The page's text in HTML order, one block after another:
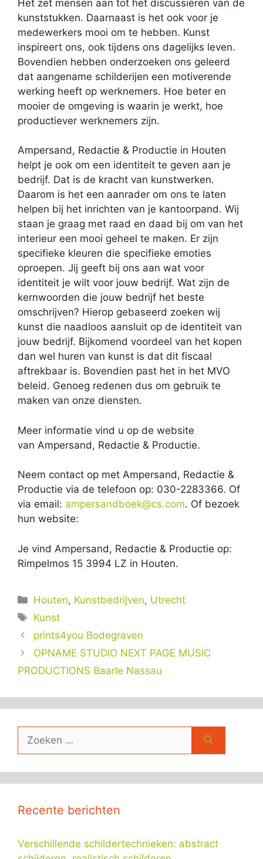
Het zet mensen aan tot het discussiëren van de
kunststukken. Daarnaast is het ook voor je
medewerkers mooi om te hebben. Kunst
inspireert ons, ook tijdens ons dagelijks leven.
Bovendien hebben onderzoeken ons geleerd
dat aangename schilderijen een motiverende
werking heeft op werknemers. Hoe beter en
mooier de omgeving is waarin je werkt, hoe
productiever werknemers zijn.
Ampersand, Redactie & Productie in Houten
helpt je ook om een identiteit te geven aan je
bedrijf. Dat is de kracht van kunstwerken.
Daarom is het een aanrader om ons te laten
helpen bij het inrichten van je kantoorpand. Wij
staan je graag met raad en daad bij om van het
interieur een mooi geheel te maken. Er zijn
specifieke kleuren die specifieke emoties
oproepen. Jij geeft bij ons aan wat voor
identiteit je wilt voor jouw bedrijf. Wat zijn de
kernwoorden die jouw bedrijf het beste
omschrijven? Hierop gebaseerd zoeken wij
kunst die naadloos aansluit op de identiteit van
jouw bedrijf. Bijkomend voordeel van het kopen
dan wel huren van kunst is dat dit fiscaal
aftrekbaar is. Bovendien past het in het MVO
beleid. Genoeg redenen dus om gebruik te
maken van onze diensten.
Meer informatie vind u op de website
van Ampersand, Redactie & Productie.
Neem contact op met Ampersand, Redactie &
Productie via de telefoon op: 030-2283366. Of
via email: ampersandboek@cs.com. Of bezoek
hun website:
Je vind Ampersand, Redactie & Productie op:
Rimpelmos 15 3994 LZ in Houten.
Categorieën
Houten, Kunstbedrijven, Utrecht
Tags
Kunst
prints4you Bodegraven
OPNAME STUDIO NEXT PAGE MUSIC
PRODUCTIONS Baarle Nassau
naar:
Recente berichten
Verschillende schildertechnieken: abstract